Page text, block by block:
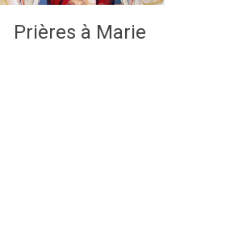
Prières à Marie